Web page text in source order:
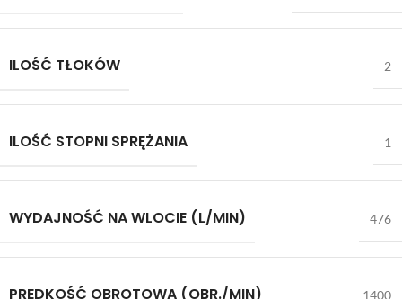
ILOŚĆ TŁOKÓW 2
ILOŚĆ STOPNI SPRĘŻANIA 1
WYDAJNOŚĆ NA WLOCIE (L/MIN) 476
PRĘDKOŚĆ OBROTOWA (OBR./MIN) 1400